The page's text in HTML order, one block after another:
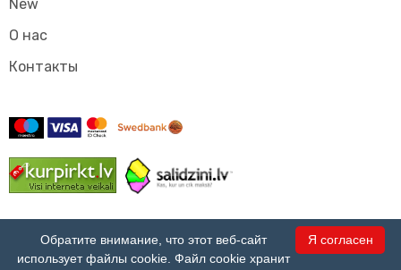
New
О нас
Контакты
Я согласен
Обратите внимание, что этот веб-сайт
использует файлы cookie. Файл cookie хранит